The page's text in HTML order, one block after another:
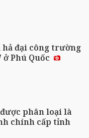
đại công trường
ở Phú Quốc
phân loại là
chính cấp tỉnh